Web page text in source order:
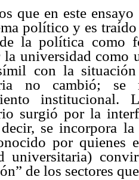
que en este
político y es
la política como
la universidad como
con la
no cambió;
surgió por la
se incorpora
por quienes
universitaria)
de los sectores